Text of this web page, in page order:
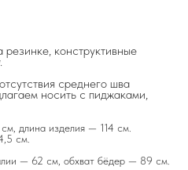
конструктивные
среднего шва
носить с пиджаками,
длина изделия — 114 см.
см.
— 62 см, обхват бёдер — 89 см.